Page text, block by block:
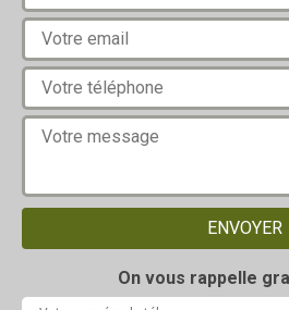
On vous rappelle